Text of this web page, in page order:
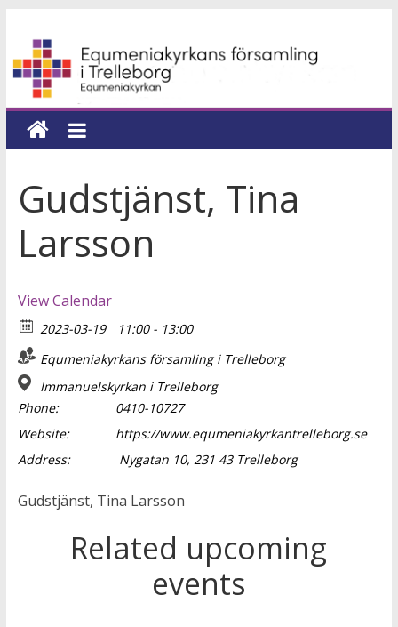
innehåll
Equmeniakyrkans
församling
i
Trelleborg
kyrka
livet
Gudstjänst, Tina
Larsson
View Calendar
2023-03-19
11:00 - 13:00
Equmeniakyrkans församling i Trelleborg
Immanuelskyrkan i Trelleborg
Phone:
0410-10727
Website:
https://www.equmeniakyrkantrelleborg.se
Address:
Nygatan 10, 231 43 Trelleborg
Gudstjänst, Tina Larsson
Related upcoming
events